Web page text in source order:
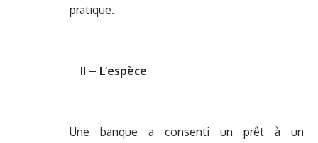
pratique.
II – L’espèce
Une banque a consenti un prêt à un